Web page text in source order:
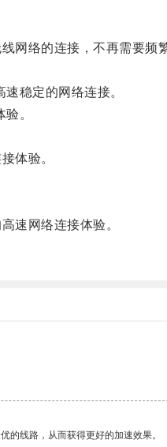
络的连接，不再需要频
稳定的网络连接。
。
体验。
速网络连接体验。
的线路，从而获得更好的加速效果。